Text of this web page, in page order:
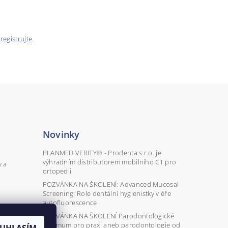
registrujte.
a
Novinky
PLANMED VERITY® - Prodenta s.r.o. je
výhradním distributorem mobilního CT pro
ortopedii
POZVÁNKA NA ŠKOLENÍ: Advanced Mucosal
Screening: Role dentální hygienistky v éře
autofluorescence
POZVÁNKA NA ŠKOLENÍ Parodontologické
minimum pro praxi aneb parodontologie od